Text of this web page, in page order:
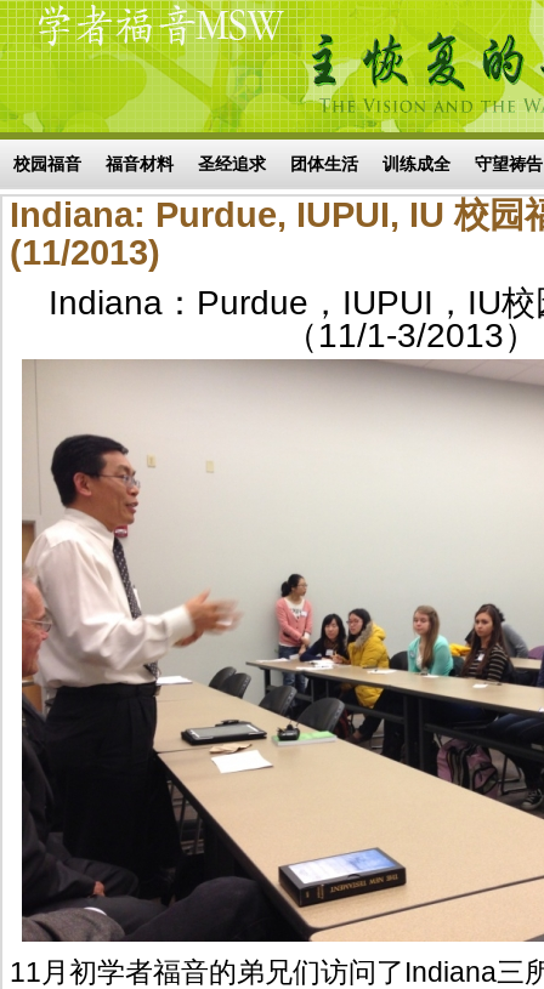
Skip to main content
搜索表单
校园福音 福音材料 圣经追求 团体生活 训练成全 守望祷告
Indiana: Purdue, IUPUI, IU 校园
(11/2013)
Indiana：Purdue，IUPUI，IU
（11/1-3/2013）
11月初学者福音的弟兄们访问了Indiana三